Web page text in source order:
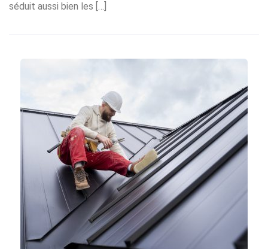
séduit aussi bien les […]